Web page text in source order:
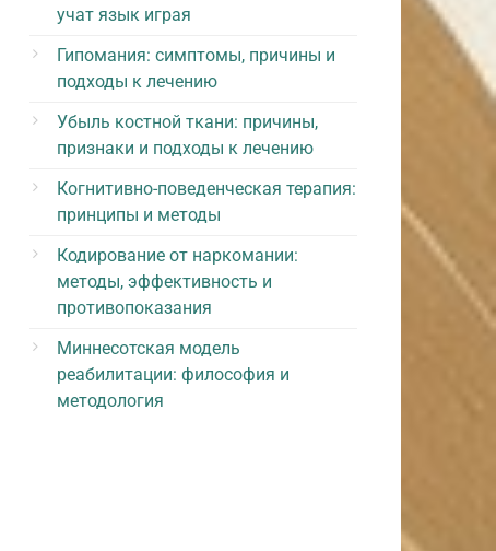
учат язык играя
Гипомания: симптомы, причины и
подходы к лечению
Убыль костной ткани: причины,
признаки и подходы к лечению
Когнитивно-поведенческая терапия:
принципы и методы
Кодирование от наркомании:
методы, эффективность и
противопоказания
Миннесотская модель
реабилитации: философия и
методология